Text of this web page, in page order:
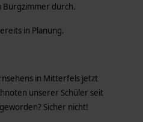
Burgzimmer durch.
in Planung.
in Mitterfels jetzt
unserer Schüler seit
Sicher nicht!